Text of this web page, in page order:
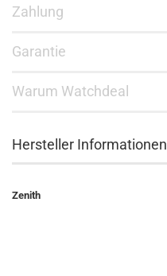
Zahlung
Garantie
Warum Watchdeal
Hersteller Informationen
Zenith